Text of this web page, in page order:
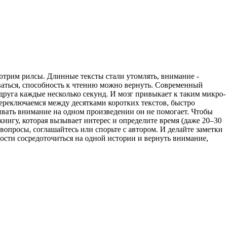
рилсы. Длинные тексты стали утомлять, внимание -
способность к чтению можно вернуть. Современный
каждые несколько секунд. И мозг привыкает к таким микро-
между десятками коротких текстов, быстро
внимание на одном произведении он не помогает. Чтобы
которая вызывает интерес и определите время (даже 20–30
соглашайтесь или спорьте с автором. И делайте заметки
сосредоточиться на одной истории и вернуть внимание,